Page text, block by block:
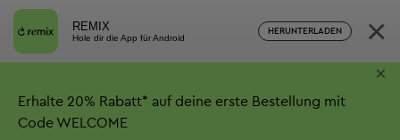
REMIX
Hole dir die App für Android
HERUNTERLADEN ×
Erhalte 20% Rabatt* auf deine erste Bestellung mit
Code WELCOME
×